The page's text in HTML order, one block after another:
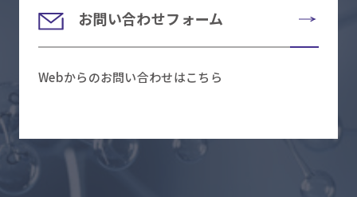
お問い合わせフォーム
Webからのお問い合わせはこちら